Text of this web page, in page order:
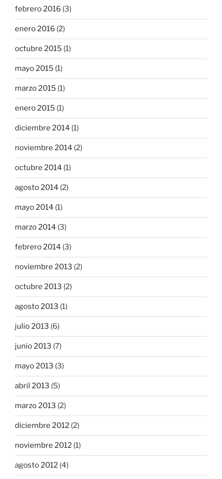
febrero 2016 (3)
enero 2016 (2)
octubre 2015 (1)
mayo 2015 (1)
marzo 2015 (1)
enero 2015 (1)
diciembre 2014 (1)
noviembre 2014 (2)
octubre 2014 (1)
agosto 2014 (2)
mayo 2014 (1)
marzo 2014 (3)
febrero 2014 (3)
noviembre 2013 (2)
octubre 2013 (2)
agosto 2013 (1)
julio 2013 (6)
junio 2013 (7)
mayo 2013 (3)
abril 2013 (5)
marzo 2013 (2)
diciembre 2012 (2)
noviembre 2012 (1)
agosto 2012 (4)